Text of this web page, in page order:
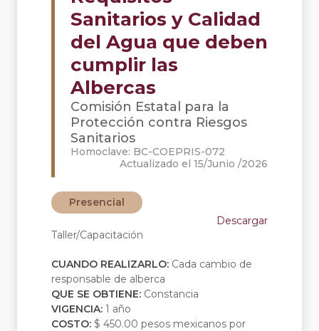
Sanitarios y Calidad
del Agua que deben
cumplir las
Albercas
Comisión Estatal para la
Protección contra Riesgos
Sanitarios
Homoclave: BC-COEPRIS-072
Actualizado el 15/Junio /2026
Presencial
Descargar
Taller/Capacitación
CUANDO REALIZARLO: Cada cambio de
responsable de alberca
QUE SE OBTIENE: Constancia
VIGENCIA: 1 año
COSTO: $ 450.00 pesos mexicanos por